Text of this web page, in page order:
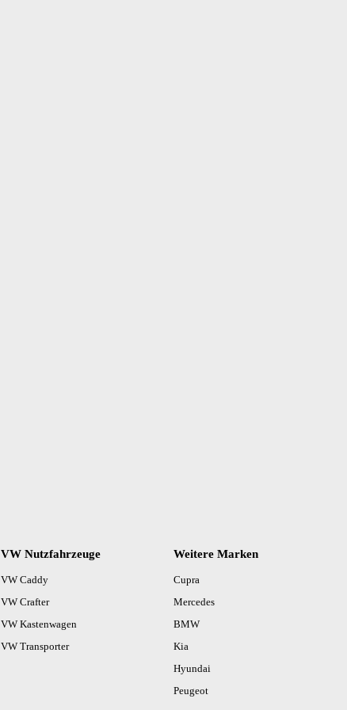
VW Nutzfahrzeuge
VW Caddy
VW Crafter
VW Kastenwagen
VW Transporter
Weitere Marken
Cupra
Mercedes
BMW
Kia
Hyundai
Peugeot